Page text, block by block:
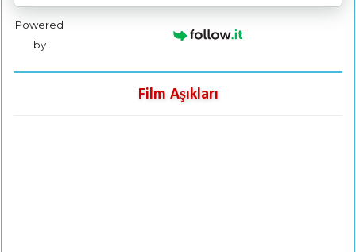
Powered
by
Film Aşıkları